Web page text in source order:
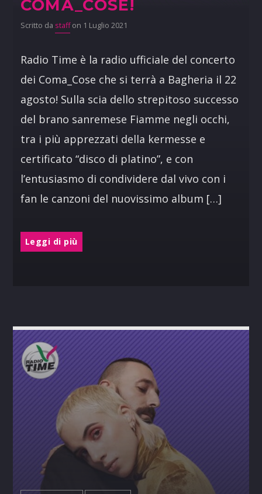
COMA_COSE!
Scritto da staffon 1 Luglio 2021
Radio Time è la radio ufficiale del concerto
dei Coma_Cose che si terrà a Bagheria il 22
agosto! Sulla scia dello strepitoso successo
del brano sanremese Fiamme negli occhi,
tra i più apprezzati della kermesse e
certificato “disco di platino”, e con
l’entusiasmo di condividere dal vivo con i
fan le canzoni del nuovissimo album […]
Leggi di più